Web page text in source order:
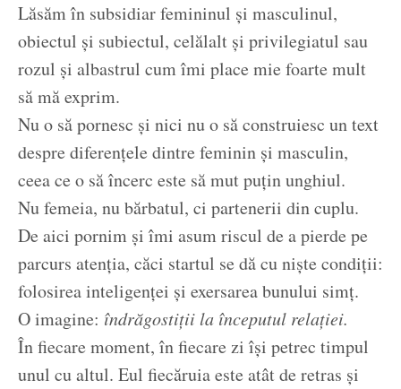
Lăsăm în subsidiar femininul și masculinul,
obiectul și subiectul, celălalt și privilegiatul sau
rozul și albastrul cum îmi place mie foarte mult
să mă exprim.
Nu o să pornesc și nici nu o să construiesc un text
despre diferențele dintre feminin și masculin,
ceea ce o să încerc este să mut puțin unghiul.
Nu femeia, nu bărbatul, ci partenerii din cuplu.
De aici pornim și îmi asum riscul de a pierde pe
parcurs atenția, căci startul se dă cu niște condiții:
folosirea inteligenței și exersarea bunului simț.
O imagine: îndrăgostiții la începutul relației.
În fiecare moment, în fiecare zi își petrec timpul
unul cu altul. Eul fiecăruia este atât de retras și